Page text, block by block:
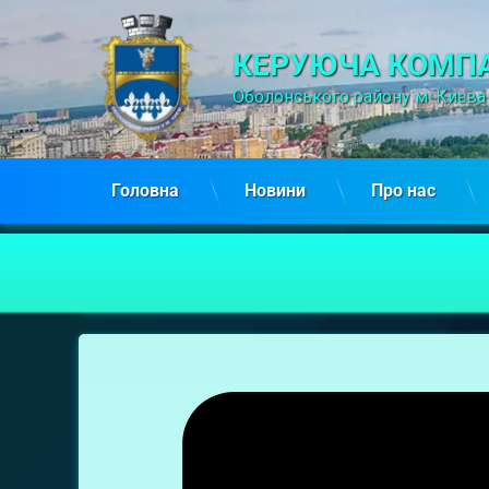
КЕРУЮЧА
Оболонського району м. Києва
Головна Новини Про нас